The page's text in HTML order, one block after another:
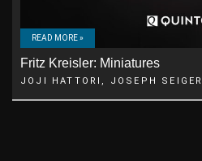
READ MORE »
Fritz Kreisler: Miniatures
JOJI HATTORI, JOSEPH SEIGER